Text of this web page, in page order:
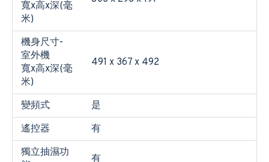
寬x高x深(毫
米)
機身尺寸-
室外機
寬x高x深(毫
米)
491 x 367 x 492
變頻式
是
遙控器
有
獨立抽濕功
有